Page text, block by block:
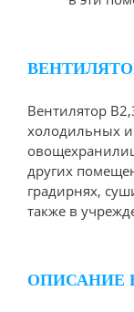
Вентилятор
холодильных и
других
градирнях,
также в
ОПИСАНИЕ